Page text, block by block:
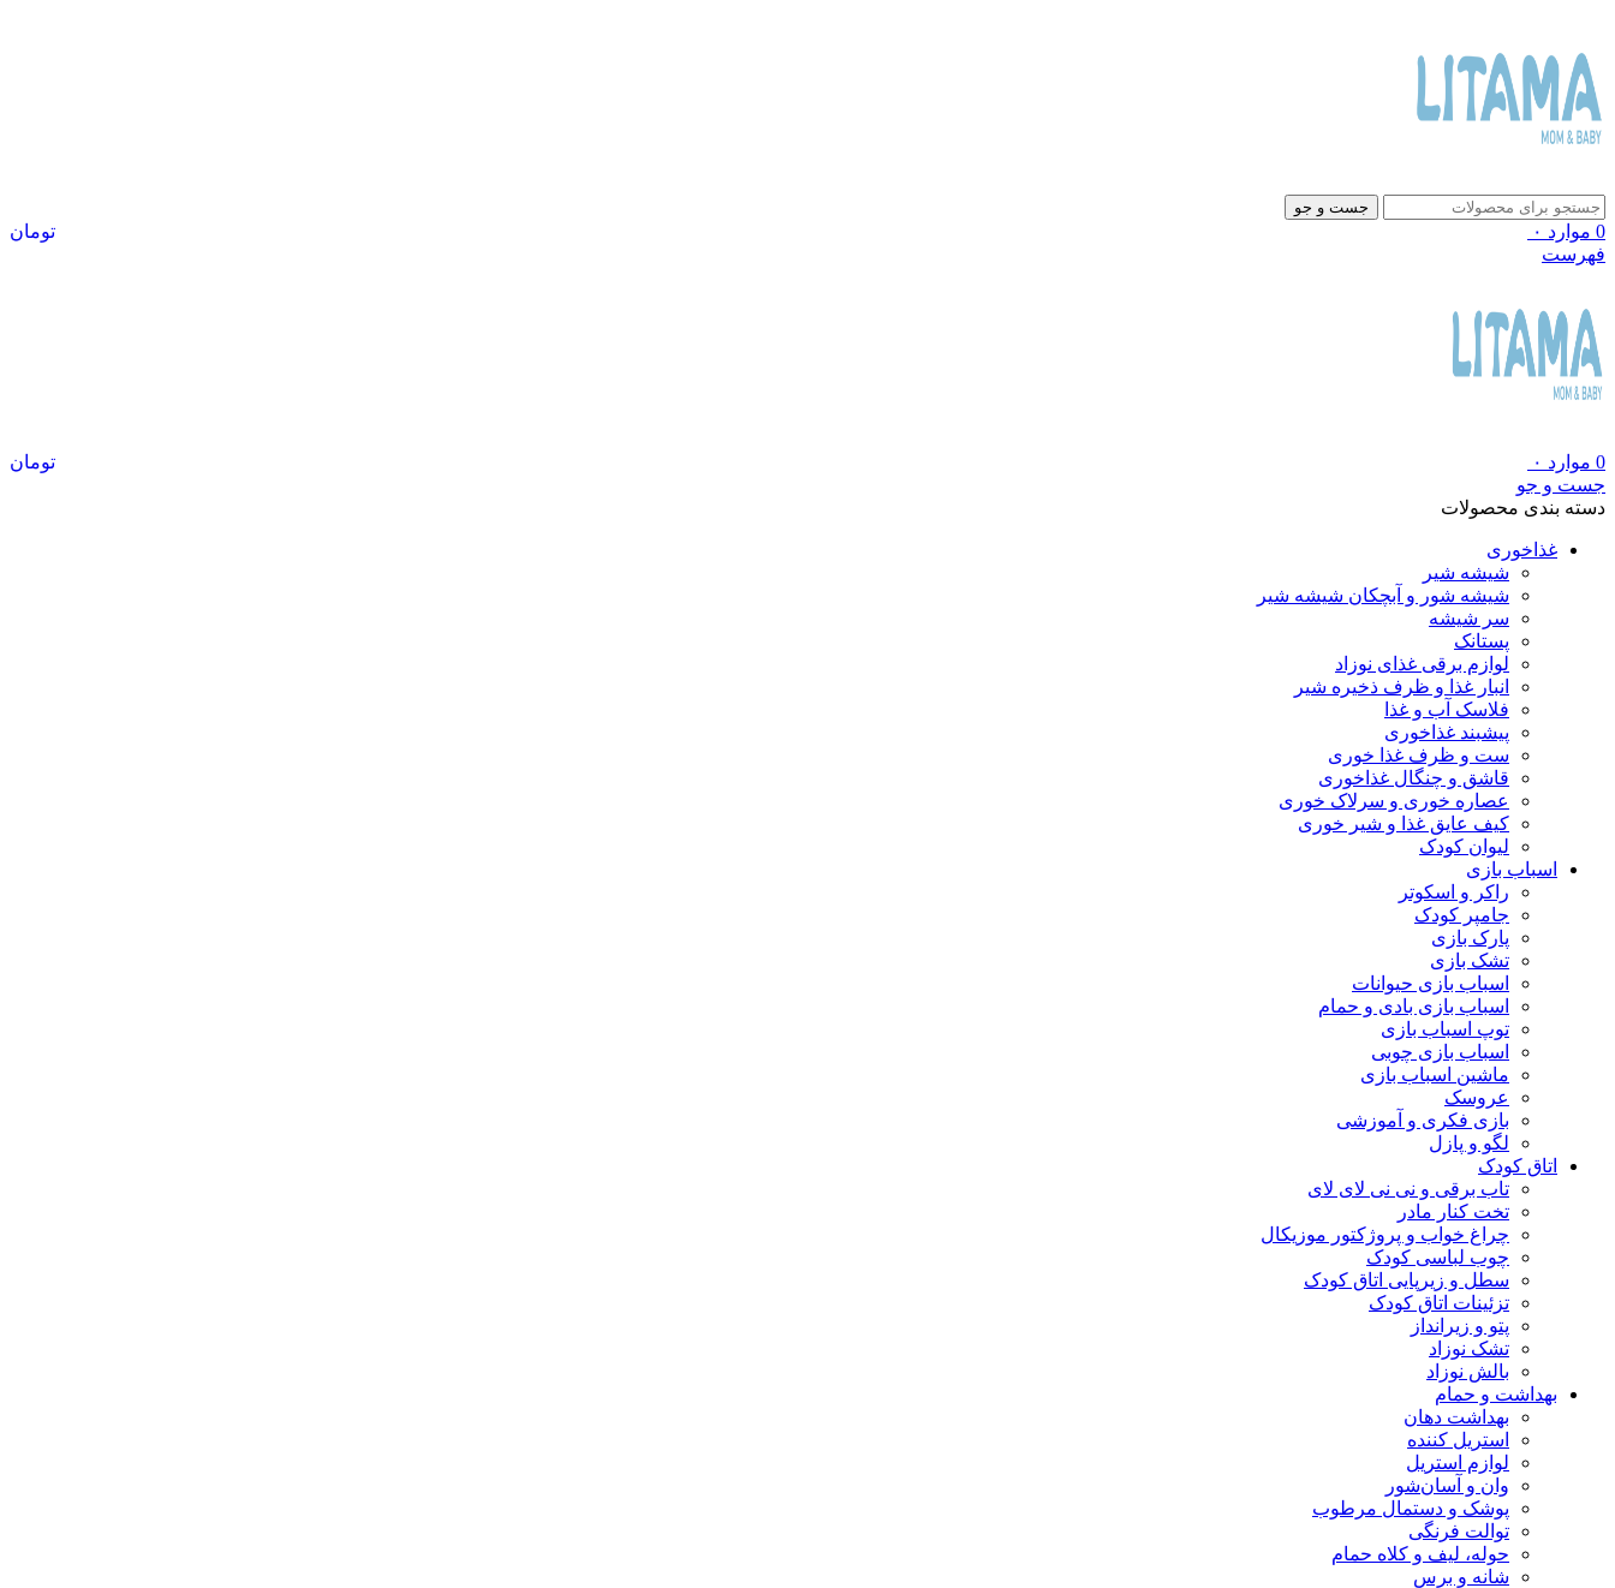
جست و جو
0 موارد ۰
تومان
فهرست
0 موارد ۰
تومان
جست و جو
دسته بندی محصولات
غذاخوری
شیشه شیر
شیشه ‌شور و آبچکان شیشه‌ شیر
سر شیشه
پستانک
لوازم برقی غذای نوزاد
انبار غذا و ظرف ذخیره شیر
فلاسک آب و غذا
پیشبند غذاخوری
ست و ظرف غذا خوری
قاشق و چنگال غذاخوری
عصاره خوری و سرلاک خوری
کیف عایق غذا و شیر خوری
لیوان کودک
اسباب بازی
راکر و اسکوتر
جامپر کودک
پارک بازی
تشک بازی
اسباب بازی حیوانات
اسباب بازی بادی و حمام
توپ اسباب بازی
اسباب بازی چوبی
ماشین اسباب بازی
عروسک
بازی فکری و آموزشی
لگو و پازل
اتاق کودک
تاب برقی و نی نی لای لای
تخت کنار مادر
چراغ خواب و پروژکتور موزیکال
چوب لباسی کودک
سطل و زیرپایی اتاق کودک
تزئینات اتاق کودک
پتو و زیرانداز
تشک نوزاد
بالش نوزاد
بهداشت و حمام
بهداشت دهان
استریل کننده
لوازم استریل
وان و آسان‌شور
پوشک و دستمال مرطوب
توالت فرنگی
حوله، لیف و کلاه حمام
شانه و برس